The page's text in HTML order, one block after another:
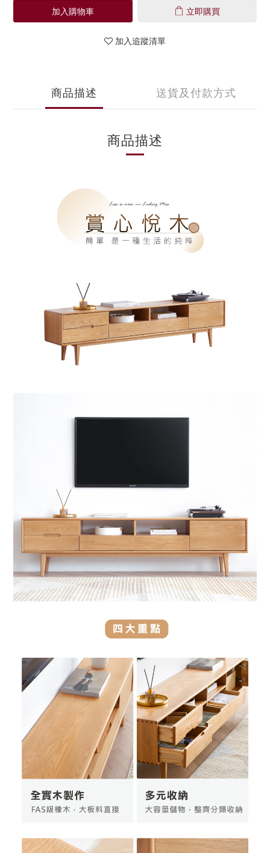
加入購物車 立即購買
加入追蹤清單
商品描述 送貨及付款方式
商品描述